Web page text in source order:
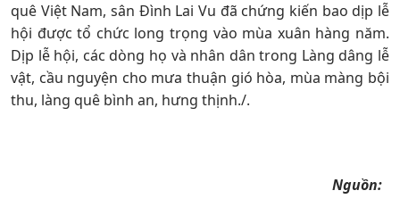
quê Việt Nam, sân Đình Lai Vu đã chứng kiến bao dịp lễ
hội được tổ chức long trọng vào mùa xuân hàng năm.
Dịp lễ hội, các dòng họ và nhân dân trong Làng dâng lễ
vật, cầu nguyện cho mưa thuận gió hòa, mùa màng bội
thu, làng quê bình an, hưng thịnh./.
Nguồn: